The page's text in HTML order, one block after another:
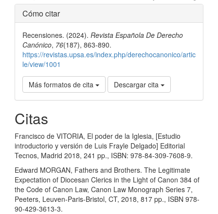
Detalles
del
artículo
Cómo citar
Recensiones. (2024). Revista Española De Derecho
Canónico, 76(187), 863-890.
https://revistas.upsa.es/index.php/derechocanonico/artic
le/view/1001
Más formatos de cita Descargar cita
Citas
Francisco de VITORIA, El poder de la Iglesia, [Estudio
introductorio y versión de Luis Frayle Delgado] Editorial
Tecnos, Madrid 2018, 241 pp., ISBN: 978-84-309-7608-9.
Edward MORGAN, Fathers and Brothers. The Legitimate
Expectation of Diocesan Clerics in the Light of Canon 384 of
the Code of Canon Law, Canon Law Monograph Series 7,
Peeters, Leuven-Paris-Bristol, CT, 2018, 817 pp., ISBN 978-
90-429-3613-3.